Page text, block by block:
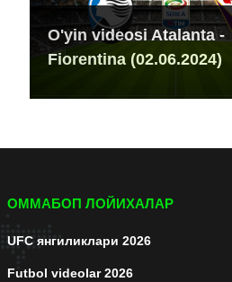
O'yin videosi Atalanta -
Fiorentina (02.06.2024)
ОММАБОП ЛОЙИХАЛАР
UFC янгиликлари 2026
Futbol videolar 2026